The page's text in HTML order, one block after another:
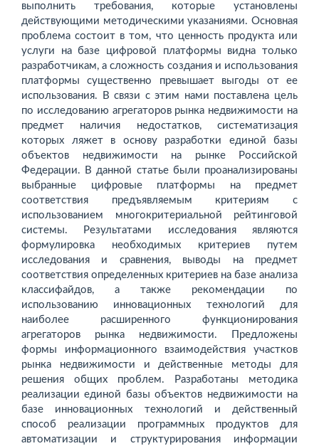
выполнить требования, которые установлены
действующими методическими указаниями. Основная
проблема состоит в том, что ценность продукта или
услуги на базе цифровой платформы видна только
разработчикам, а сложность создания и использования
платформы существенно превышает выгоды от ее
использования. В связи с этим нами поставлена цель
по исследованию агрегаторов рынка недвижимости на
предмет наличия недостатков, систематизация
которых ляжет в основу разработки единой базы
объектов недвижимости на рынке Российской
Федерации. В данной статье были проанализированы
выбранные цифровые платформы на предмет
соответствия предъявляемым критериям с
использованием многокритериальной рейтинговой
системы. Результатами исследования являются
формулировка необходимых критериев путем
исследования и сравнения, выводы на предмет
соответствия определенных критериев на базе анализа
классифайдов, а также рекомендации по
использованию инновационных технологий для
наиболее расширенного функционирования
агрегаторов рынка недвижимости. Предложены
формы информационного взаимодействия участков
рынка недвижимости и действенные методы для
решения общих проблем. Разработаны методика
реализации единой базы объектов недвижимости на
базе инновационных технологий и действенный
способ реализации программных продуктов для
автоматизации и структурирования информации